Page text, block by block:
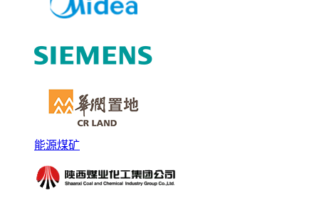
能源煤矿